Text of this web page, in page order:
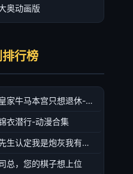
奥动画版
行榜
皇家牛马本宫只想退休-动漫合集
衣潜行-动漫合集
先生认定我是炮灰我有十八皇兄撑腰-动漫合集
总，您的棋子想上位